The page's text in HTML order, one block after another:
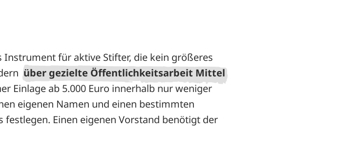
Instrument für aktive Stifter, die kein größeres
über gezielte Öffentlichkeitsarbeit Mittel
Einlage ab 5.000 Euro innerhalb nur weniger
eigenen Namen und einen bestimmten
Einen eigenen Vorstand benötigt der